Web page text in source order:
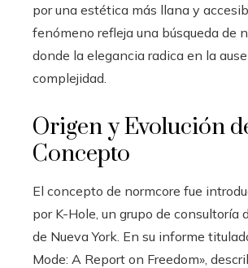
por una estética más llana y
fenómeno refleja una búsqueda de
donde la elegancia radica en la
complejidad.
Origen y Evolución
Concepto
El concepto de normcore fue
por K-Hole, un grupo de consultoría
de Nueva York. En su informe
Mode: A Report on Freedom»,